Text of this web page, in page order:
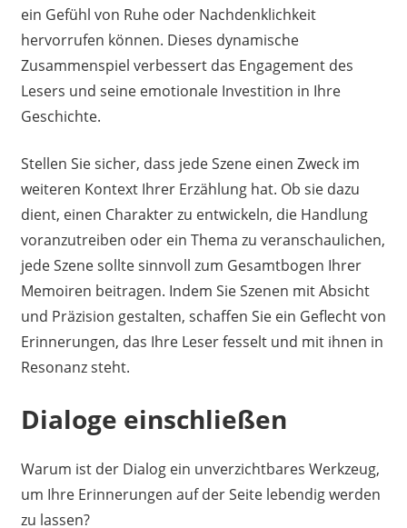
ein Gefühl von Ruhe oder Nachdenklichkeit
hervorrufen können. Dieses dynamische
Zusammenspiel verbessert das Engagement des
Lesers und seine emotionale Investition in Ihre
Geschichte.
Stellen Sie sicher, dass jede Szene einen Zweck im
weiteren Kontext Ihrer Erzählung hat. Ob sie dazu
dient, einen Charakter zu entwickeln, die Handlung
voranzutreiben oder ein Thema zu veranschaulichen,
jede Szene sollte sinnvoll zum Gesamtbogen Ihrer
Memoiren beitragen. Indem Sie Szenen mit Absicht
und Präzision gestalten, schaffen Sie ein Geflecht von
Erinnerungen, das Ihre Leser fesselt und mit ihnen in
Resonanz steht.
Dialoge einschließen
Warum ist der Dialog ein unverzichtbares Werkzeug,
um Ihre Erinnerungen auf der Seite lebendig werden
zu lassen?